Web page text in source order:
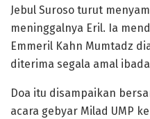
Jebul Suroso turut
meninggalnya Eril. Ia
Emmeril Kahn Mumtadz
diterima segala amal
Doa itu disampaikan
acara gebyar Milad UMP